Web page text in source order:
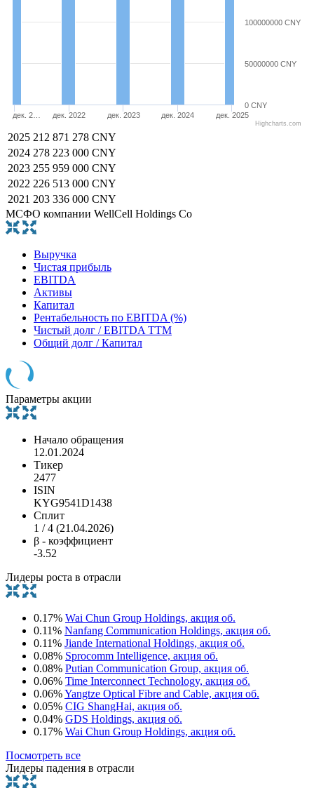
дек. 2… дек. 2022 дек. 2023 дек. 2024 дек. 2025
0 CNY
50000000 CNY
100000000 CNY
Highcharts.com
2025 212 871 278 CNY
2024 278 223 000 CNY
2023 255 959 000 CNY
2022 226 513 000 CNY
2021 203 336 000 CNY
МСФО компании WellCell Holdings Co
Выручка
Чистая прибыль
EBITDA
Активы
Капитал
Рентабельность по EBITDA (%)
Чистый долг / EBITDA TTM
Общий долг / Капитал
Параметры акции
Начало обращения
12.01.2024
Тикер
2477
ISIN
KYG9541D1438
Сплит
1 / 4 (21.04.2026)
β - коэффициент
-3.52
Лидеры роста в отрасли
0.17% Wai Chun Group Holdings, акция об.
0.11% Nanfang Communication Holdings, акция об.
0.11% Jiande International Holdings, акция об.
0.08% Sprocomm Intelligence, акция об.
0.08% Putian Communication Group, акция об.
0.06% Time Interconnect Technology, акция об.
0.06%Yangtze Optical Fibre and Cable, акция об.
0.05% CIG ShangHai, акция об.
0.04% GDS Holdings, акция об.
0.17% Wai Chun Group Holdings, акция об.
Посмотреть все
Лидеры падения в отрасли